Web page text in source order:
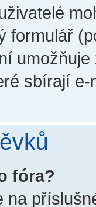
formulář
sbírají e-
fóra?
na